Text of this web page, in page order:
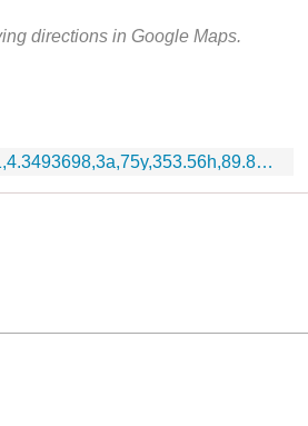
directions in Google Maps.
https://www.google.com/maps/@48.9541261,4.3493698,3a,75y,353.56h,89.85t/data=!3m6!1e1!3m4!1sQufc2wLS7t61xgjWB_IX7Q!2e0!7i16384!8i8192